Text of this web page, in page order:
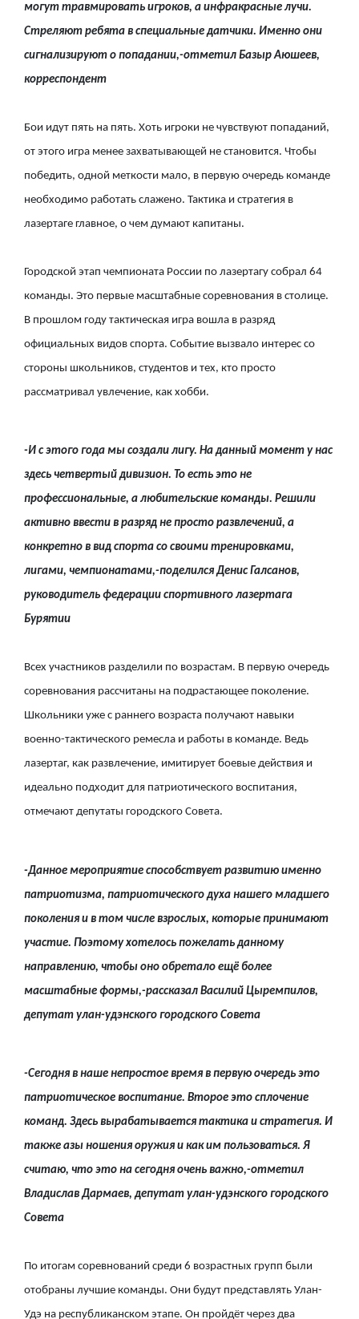
могут травмировать игроков, а инфракрасные лучи.
Стреляют ребята в специальные датчики. Именно они
сигнализируют о попадании,-отметил Базыр Аюшеев,
корреспондент
Бои идут пять на пять. Хоть игроки не чувствуют попаданий,
от этого игра менее захватывающей не становится. Чтобы
победить, одной меткости мало, в первую очередь команде
необходимо работать слажено. Тактика и стратегия в
лазертаге главное, о чем думают капитаны.
Городской этап чемпионата России по лазертагу собрал 64
команды. Это первые масштабные соревнования в столице.
В прошлом году тактическая игра вошла в разряд
официальных видов спорта. Событие вызвало интерес со
стороны школьников, студентов и тех, кто просто
рассматривал увлечение, как хобби.
-И с этого года мы создали лигу. На данный момент у нас
здесь четвертый дивизион. То есть это не
профессиональные, а любительские команды. Решили
активно ввести в разряд не просто развлечений, а
конкретно в вид спорта со своими тренировками,
лигами, чемпионатами,-поделился Денис Галсанов,
руководитель федерации спортивного лазертага
Бурятии
Всех участников разделили по возрастам. В первую очередь
соревнования рассчитаны на подрастающее поколение.
Школьники уже с раннего возраста получают навыки
военно-тактического ремесла и работы в команде. Ведь
лазертаг, как развлечение, имитирует боевые действия и
идеально подходит для патриотического воспитания,
отмечают депутаты городского Совета.
-Данное мероприятие способствует развитию именно
патриотизма, патриотического духа нашего младшего
поколения и в том числе взрослых, которые принимают
участие. Поэтому хотелось пожелать данному
направлению, чтобы оно обретало ещё более
масштабные формы,-рассказал Василий Цыремпилов,
депутат улан-удэнского городского Совета
-Сегодня в наше непростое время в первую очередь это
патриотическое воспитание. Второе это сплочение
команд. Здесь вырабатывается тактика и стратегия. И
также азы ношения оружия и как им пользоваться. Я
считаю, что это на сегодня очень важно,-отметил
Владислав Дармаев, депутат улан-удэнского городского
Совета
По итогам соревнований среди 6 возрастных групп были
отобраны лучшие команды. Они будут представлять Улан-
Удэ на республиканском этапе. Он пройдёт через два